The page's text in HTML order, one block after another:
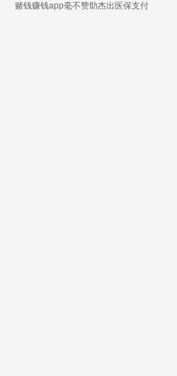
赢钱的游戏软件
廉-可以赢钱的游戏软件下载
赌钱赚钱app毫不赞助杰出医保支付